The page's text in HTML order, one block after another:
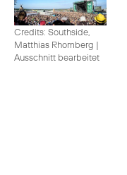
Credits: Southside,
Matthias Rhomberg |
Ausschnitt bearbeitet